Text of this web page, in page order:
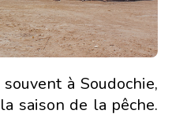
à Soudochie,
saison de la pêche.